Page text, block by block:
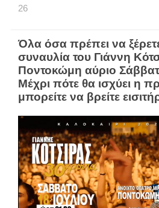
26
Όλα όσα πρέπει να
συναυλία του Γιάννη
Ποντοκώμη αύριο
Μέχρι πότε θα ισχύει η
μπορείτε να βρείτε